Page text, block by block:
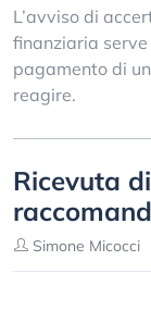
L’avviso di
finanziaria
pagamento di
reagire.
Ricevuta
Simone Micocci